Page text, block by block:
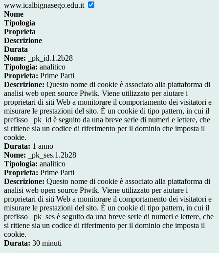
www.icalbignasego.edu.it
Nome
Tipologia
Proprieta
Descrizione
Durata
Nome: _pk_id.1.2b28
Tipologia: analitico
Proprieta: Prime Parti
Descrizione: Questo nome di cookie è associato alla piattaforma di
analisi web open source Piwik. Viene utilizzato per aiutare i
proprietari di siti Web a monitorare il comportamento dei visitatori e
misurare le prestazioni del sito. È un cookie di tipo pattern, in cui il
prefisso _pk_id è seguito da una breve serie di numeri e lettere, che
si ritiene sia un codice di riferimento per il dominio che imposta il
cookie.
Durata: 1 anno
Nome: _pk_ses.1.2b28
Tipologia: analitico
Proprieta: Prime Parti
Descrizione: Questo nome di cookie è associato alla piattaforma di
analisi web open source Piwik. Viene utilizzato per aiutare i
proprietari di siti Web a monitorare il comportamento dei visitatori e
misurare le prestazioni del sito. È un cookie di tipo pattern, in cui il
prefisso _pk_ses è seguito da una breve serie di numeri e lettere, che
si ritiene sia un codice di riferimento per il dominio che imposta il
cookie.
Durata: 30 minuti